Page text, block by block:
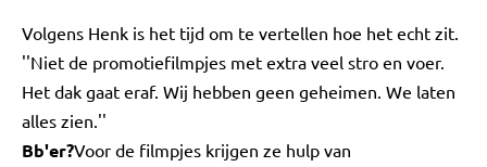
Volgens Henk is het tijd om te vertellen hoe het echt zit.
''Niet de promotiefilmpjes met extra veel stro en voer.
Het dak gaat eraf. Wij hebben geen geheimen. We laten
alles zien.''
Bb'er?Voor de filmpjes krijgen ze hulp van